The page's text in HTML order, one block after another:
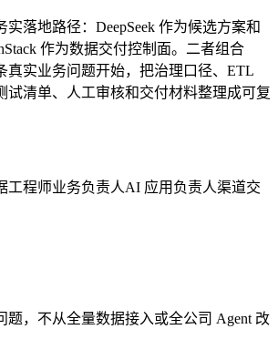
落地路径：DeepSeek 作为候选方案和
作为数据交付控制面。二者组合
真实业务问题开始，把治理口径、ETL
试清单、人工审核和交付材料整理成可复
工程师业务负责人AI 应用负责人渠道交
题，不从全量数据接入或全公司 Agent 改